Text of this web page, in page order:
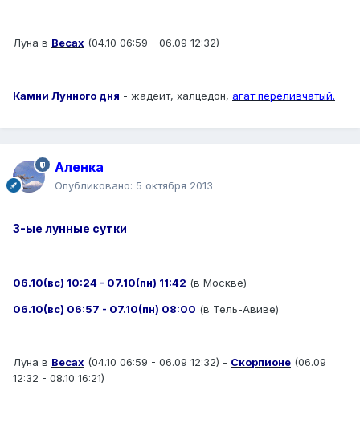
Луна в Весах (04.10 06:59 - 06.09 12:32)
Камни Лунного дня - жадеит, халцедон, агат переливчатый.
Аленка
Опубликовано: 5 октября 2013
3-ые лунные сутки
06.10(вс) 10:24 - 07.10(пн) 11:42 (в Москве)
06.10(вс) 06:57 - 07.10(пн) 08:00 (в Тель-Авиве)
Луна в Весах (04.10 06:59 - 06.09 12:32) - Скорпионе (06.09
12:32 - 08.10 16:21)